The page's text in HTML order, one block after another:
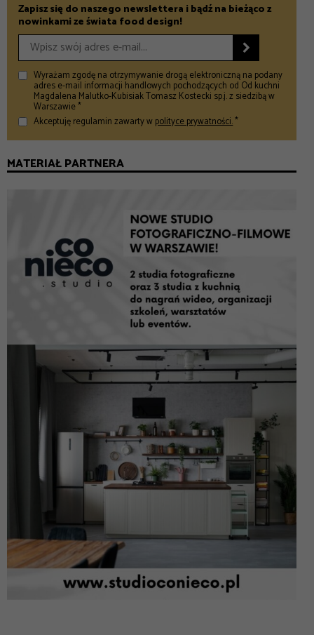
Zapisz się do naszego newslettera i bądź na bieżąco z
nowinkami ze świata food design!

Wyrażam zgodę na otrzymywanie drogą elektroniczną na podany
adres e-mail informacji handlowych pochodzących od Od kuchni
Magdalena Malutko-Kubisiak Tomasz Kostecki sp.j. z siedzibą w
Warszawie *
Akceptuję regulamin zawarty wpolityce prywatności.*
MATERIAŁ PARTNERA